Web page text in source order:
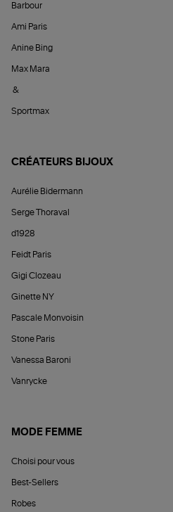
Barbour
Ami Paris
Anine Bing
Max Mara
&
Sportmax
CRÉATEURS BIJOUX
Aurélie Bidermann
Serge Thoraval
d1928
Feidt Paris
Gigi Clozeau
Ginette NY
Pascale Monvoisin
Stone Paris
Vanessa Baroni
Vanrycke
MODE FEMME
Choisi pour vous
Best-Sellers
Robes